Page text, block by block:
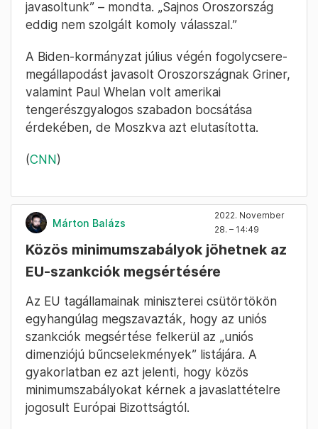
javasoltunk” – mondta. „Sajnos Oroszország
eddig nem szolgált komoly válasszal.”
A Biden-kormányzat július végén fogolycsere-
megállapodást javasolt Oroszországnak Griner,
valamint Paul Whelan volt amerikai
tengerészgyalogos szabadon bocsátása
érdekében, de Moszkva azt elutasította.
(CNN)
Márton Balázs
2022. November
28. – 14:49
Közös minimumszabályok jöhetnek az
EU-szankciók megsértésére
Az EU tagállamainak miniszterei csütörtökön
egyhangúlag megszavazták, hogy az uniós
szankciók megsértése felkerül az „uniós
dimenziójú bűncselekmények” listájára. A
gyakorlatban ez azt jelenti, hogy közös
minimumszabályokat kérnek a javaslattételre
jogosult Európai Bizottságtól.